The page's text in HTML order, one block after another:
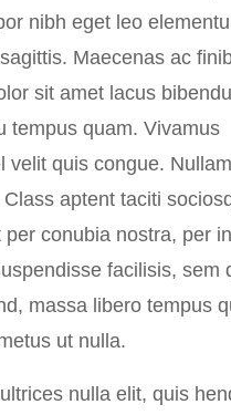
nibh eget leo
Maecenas ac
sit amet lacus
tempus quam. Vivamus
velit quis congue.
aptent taciti
per conubia nostra, per
facilisis, sem
massa libero tempus
ut nulla.
nulla elit, quis